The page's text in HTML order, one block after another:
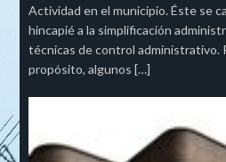
Actividad en el municipio. Éste se
hincapié a la simplificación
técnicas de control administrativo.
propósito, algunos […]